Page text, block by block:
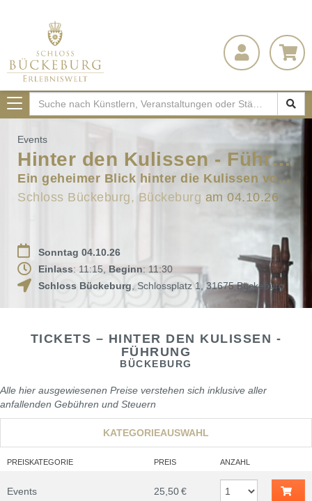
Toggle
navigation
Events
Hinter den Kulissen - Führung
Ein geheimer Blick hinter die Kulissen von Schloss Bückeburg
Schloss Bückeburg, Bückeburg am 04.10.26
Sonntag 04.10.26
Einlass: 11:15, Beginn: 11:30
Schloss Bückeburg , Schlossplatz 1 ,31675 Bückeburg
TICKETS – HINTER DEN KULISSEN -
FÜHRUNG
BÜCKEBURG
Alle hier ausgewiesenen Preise verstehen sich inklusive aller
anfallenden Gebühren und Steuern
KATEGORIEAUSWAHL
PREISKATEGORIE PREIS ANZAHL
Events 25,50 €